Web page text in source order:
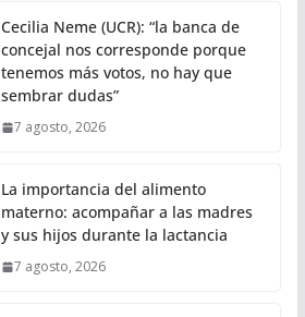
Cecilia Neme (UCR): “la banca de
concejal nos corresponde porque
tenemos más votos, no hay que
sembrar dudas”
7 agosto, 2026
La importancia del alimento
materno: acompañar a las madres
y sus hijos durante la lactancia
7 agosto, 2026